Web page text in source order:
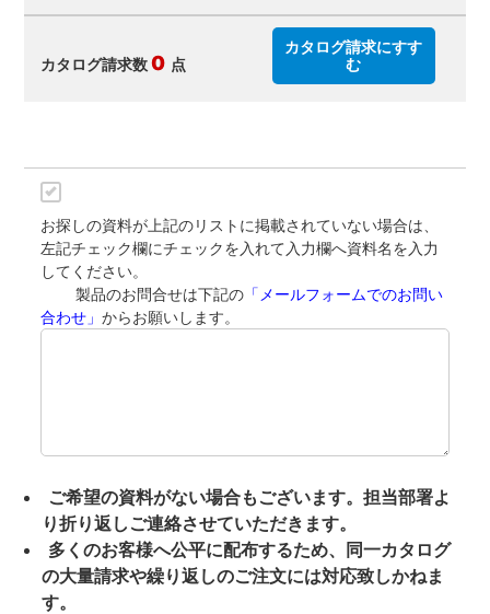
カタログ請求数 0 点
カタログ請求にすす
む
お探しの資料が上記のリストに掲載されていない場合は、
左記チェック欄にチェックを入れて入力欄へ資料名を入力
してください。
製品のお問合せは下記の 「メールフォームでのお問い
合わせ」からお願いします。
ご希望の資料がない場合もございます。担当部署よ
り折り返しご連絡させていただきます。
多くのお客様へ公平に配布するため、同一カタログ
の大量請求や繰り返しのご注文には対応致しかねま
す。